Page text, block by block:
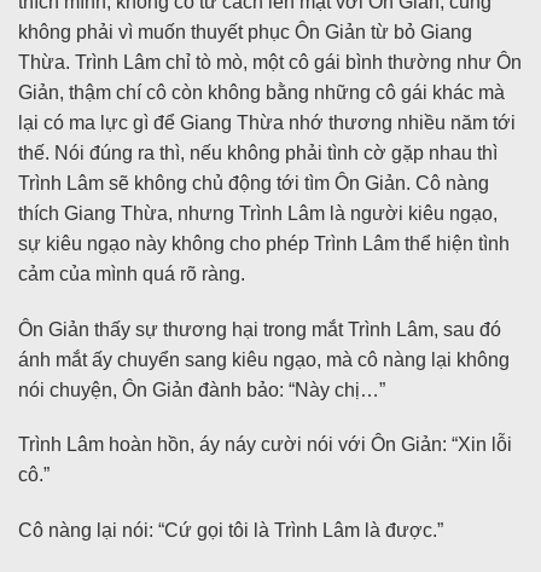
không phải vì muốn thuyết phục Ôn Giản từ bỏ Giang
Thừa. Trình Lâm chỉ tò mò, một cô gái bình thường như Ôn
Giản, thậm chí cô còn không bằng những cô gái khác mà
lại có ma lực gì để Giang Thừa nhớ thương nhiều năm tới
thế. Nói đúng ra thì, nếu không phải tình cờ gặp nhau thì
Trình Lâm sẽ không chủ động tới tìm Ôn Giản. Cô nàng
thích Giang Thừa, nhưng Trình Lâm là người kiêu ngạo,
sự kiêu ngạo này không cho phép Trình Lâm thể hiện tình
cảm của mình quá rõ ràng.
Ôn Giản thấy sự thương hại trong mắt Trình Lâm, sau đó
ánh mắt ấy chuyển sang kiêu ngạo, mà cô nàng lại không
nói chuyện, Ôn Giản đành bảo: “Này chị…”
Trình Lâm hoàn hồn, áy náy cười nói với Ôn Giản: “Xin lỗi
cô.”
Cô nàng lại nói: “Cứ gọi tôi là Trình Lâm là được.”